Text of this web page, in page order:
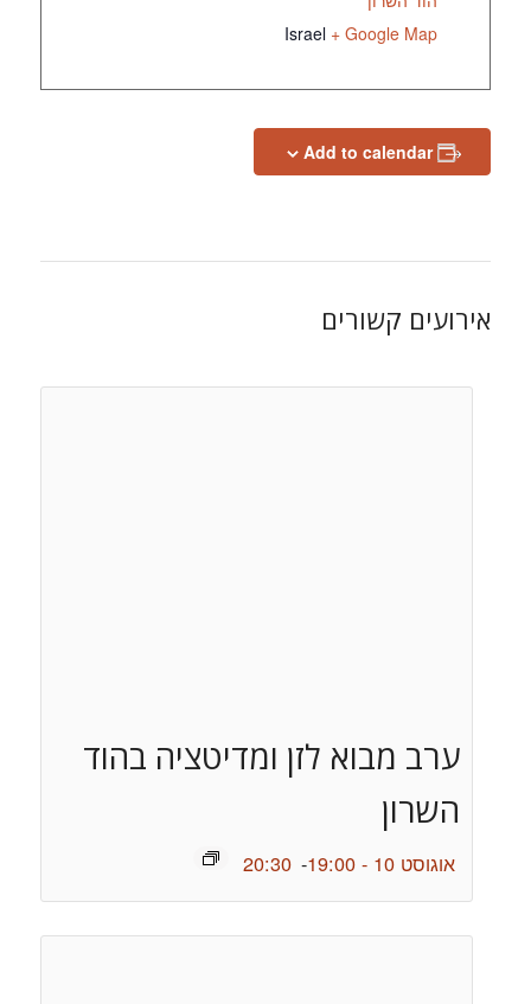
Israel + Google Map
Add to calendar
אירועים קשורים
ערב מבוא לזן ומדיטציה בהוד
השרון
אוגוסט 10 - 19:00 -
20:30